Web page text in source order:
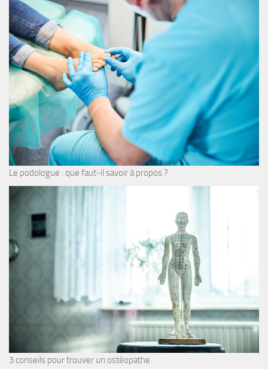
Le podologue : que faut-il savoir à propos ?
3 conseils pour trouver un ostéopathe